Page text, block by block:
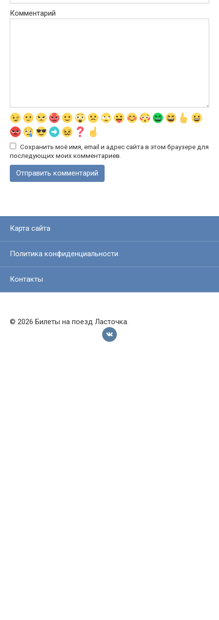
Комментарий
Сохранить моё имя, email и адрес сайта в этом браузере для
последующих моих комментариев.
Карта сайта
Политика конфиденциальности
Контакты
© 2026 Билеты на поезд Ласточка.